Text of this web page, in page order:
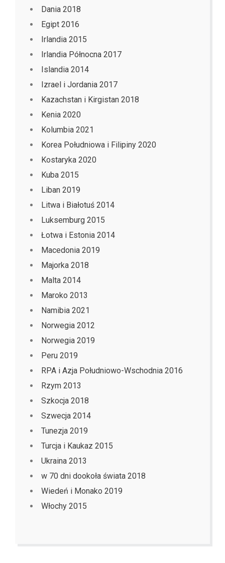
Dania 2018
Egipt 2016
Irlandia 2015
Irlandia Północna 2017
Islandia 2014
Izrael i Jordania 2017
Kazachstan i Kirgistan 2018
Kenia 2020
Kolumbia 2021
Korea Południowa i Filipiny 2020
Kostaryka 2020
Kuba 2015
Liban 2019
Litwa i Białotuś 2014
Luksemburg 2015
Łotwa i Estonia 2014
Macedonia 2019
Majorka 2018
Malta 2014
Maroko 2013
Namibia 2021
Norwegia 2012
Norwegia 2019
Peru 2019
RPA i Azja Południowo-Wschodnia 2016
Rzym 2013
Szkocja 2018
Szwecja 2014
Tunezja 2019
Turcja i Kaukaz 2015
Ukraina 2013
w 70 dni dookoła świata 2018
Wiedeń i Monako 2019
Włochy 2015